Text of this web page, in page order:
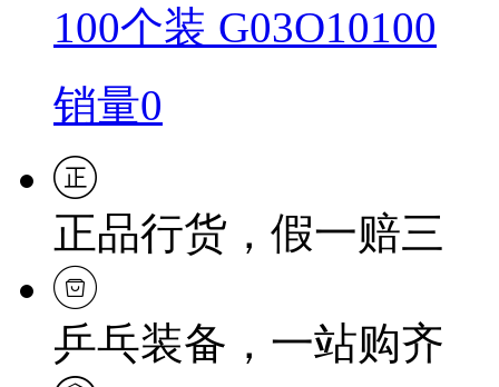
100个装 G03O10100
销量0
正品行货，假一赔三
乒乓装备，一站购齐